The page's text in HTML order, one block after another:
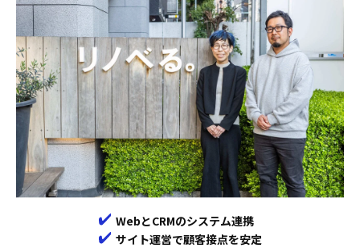
WebとCRMのシステム連携
サイト運営で顧客接点を安定